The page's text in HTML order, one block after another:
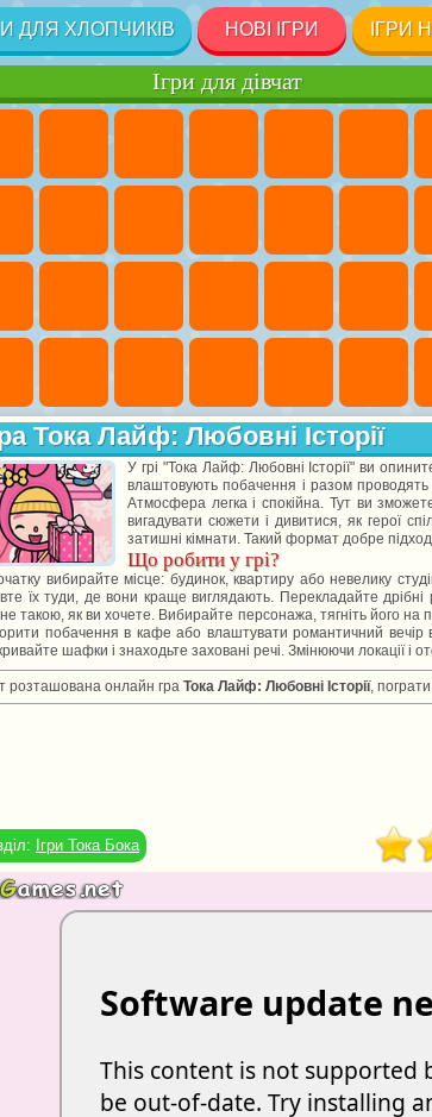
ДЛЯ ХЛОПЧИКІВ НОВІ ІГРИ ІГРИ
Ігри для дівчат
Тока Лайф: Любовні Історії
У грі "Тока Лайф: Любовні Історії" ви
влаштовують побачення і разом проводять
Атмосфера легка і спокійна. Тут ви
вигадувати сюжети і дивитися, як герої
затишні кімнати. Такий формат добре
Що робити у грі?
вибирайте місце: будинок, квартиру або невелику
їх туди, де вони краще виглядають. Перекладайте
такою, як ви хочете. Вибирайте персонажа, тягніть його
побачення в кафе або влаштувати романтичний вечір
шафки і знаходьте заховані речі. Змінюючи локації і
розташована онлайн гра Тока Лайф: Любовні Історії,
Ігри Тока Бока